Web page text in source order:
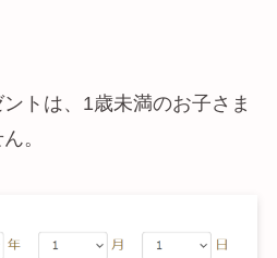
トは、1歳未満のお子さま
。